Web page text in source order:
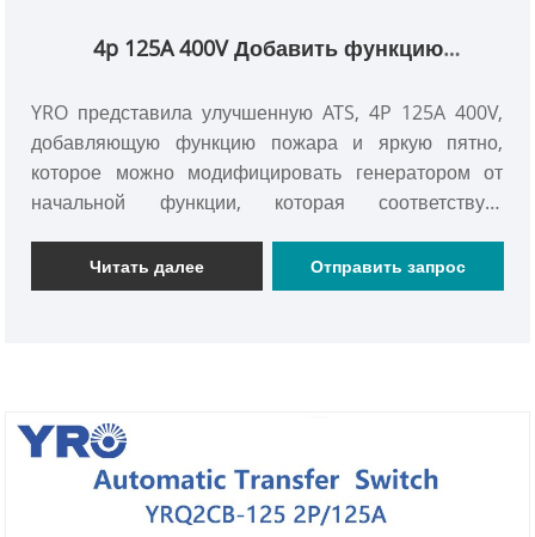
4p 125A 400V Добавить функцию
YRO представила улучшенную ATS, 4P 125A 400V,
добавляющую функцию пожара и яркую пятно,
которое можно модифицировать генератором от
начальной функции, которая соответствует
надежное и безопасное решение для переключения
электроэнергии и защиты от чрезвычайного
Читать далее Отправить запрос